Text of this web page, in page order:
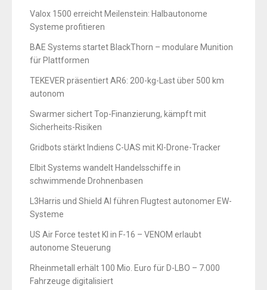
Valox 1500 erreicht Meilenstein: Halbautonome
Systeme profitieren
BAE Systems startet BlackThorn – modulare Munition
für Plattformen
TEKEVER präsentiert AR6: 200-kg-Last über 500 km
autonom
Swarmer sichert Top-Finanzierung, kämpft mit
Sicherheits-Risiken
Gridbots stärkt Indiens C-UAS mit KI-Drone-Tracker
Elbit Systems wandelt Handelsschiffe in
schwimmende Drohnenbasen
L3Harris und Shield AI führen Flugtest autonomer EW-
Systeme
US Air Force testet KI in F-16 – VENOM erlaubt
autonome Steuerung
Rheinmetall erhält 100 Mio. Euro für D-LBO – 7.000
Fahrzeuge digitalisiert